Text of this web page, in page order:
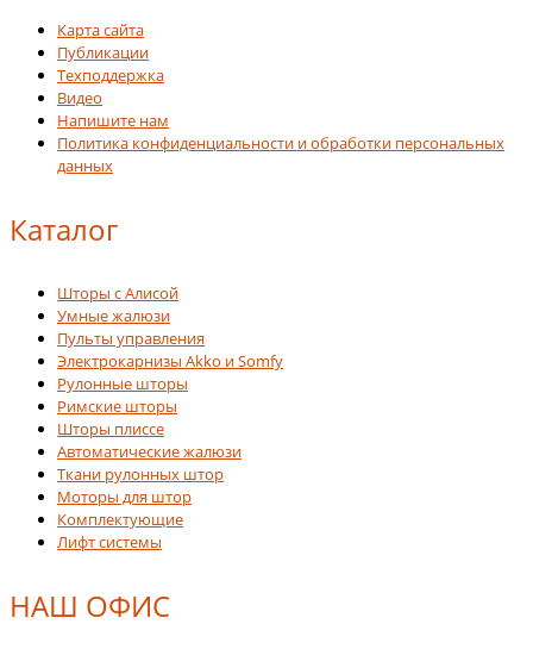
Карта сайта
Публикации
Техподдержка
Видео
Напишите нам
Политика конфиденциальности и обработки персональных
данных
Каталог
Шторы с Алисой
Умные жалюзи
Пульты управления
Электрокарнизы Akko и Somfy
Рулонные шторы
Римские шторы
Шторы плиссе
Автоматические жалюзи
Ткани рулонных штор
Моторы для штор
Комплектующие
Лифт системы
НАШ ОФИС